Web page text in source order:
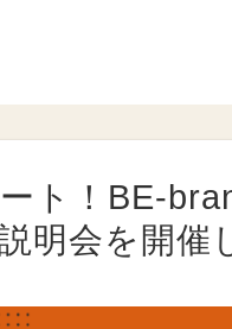
ト！BE-
明会を開催